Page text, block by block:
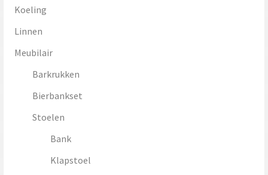
Koeling
Linnen
Meubilair
Barkrukken
Bierbankset
Stoelen
Bank
Klapstoel